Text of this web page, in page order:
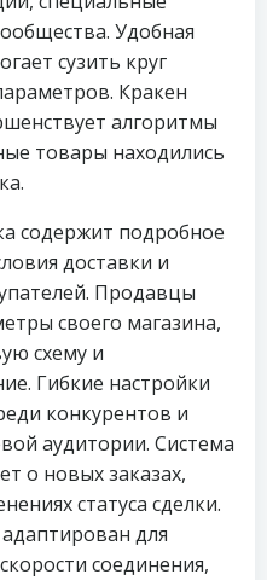
Удобная
сузить круг
Кракен
алгоритмы
товары находились
содержит подробное
доставки и
Продавцы
своего магазина,
схему и
Гибкие настройки
конкурентов и
аудитории. Система
о новых заказах,
статуса сделки.
для
соединения,